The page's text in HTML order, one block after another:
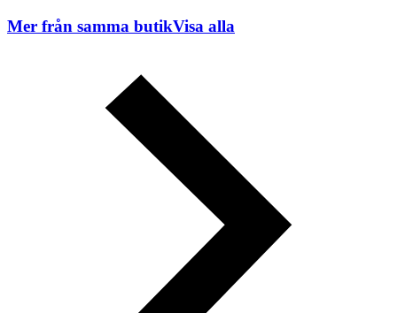
Mer från samma butikVisa alla